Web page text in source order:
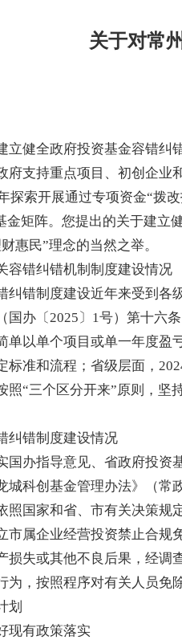
关于对常
立健全政府投资基金容错纠
府支持重点项目、初创企业
探索开展通过专项资金“拨
金矩阵。您提出的关于建
惠民”理念的当然之举。
容错纠错机制制度建设情况
纠错制度建设近年来受到各
国办〔2025〕1号）第十六
单以单个项目或单一年度
标准和流程；省级层面，
照“三个区分开来”原则，
纠错制度建设情况
国办指导意见、省政府投资
城科创基金管理办法》（常
照国家和省、市有关决策
市属企业经营投资禁止合规
损失或其他不良后果，经
为，按照程序对有关人员免
划
现有政策落实